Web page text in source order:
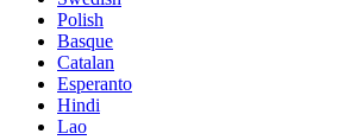
Polish
Basque
Catalan
Esperanto
Hindi
Lao